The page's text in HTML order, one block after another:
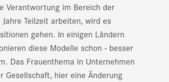
Verantwortung im Bereich der
Teilzeit arbeiten, wird es
gehen. In einigen Ländern
diese Modelle schon - besser
Das Frauenthema in Unternehmen
hier eine Änderung